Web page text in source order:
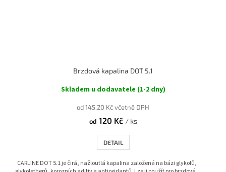
Brzdová kapalina DOT 5.1
Skladem u dodavatele (1-2 dny)
od 145,20 Kč včetně DPH
od 120 Kč / ks
DETAIL
CARLINE DOT 5.1 je čirá, nažloutlá kapalina založená na bázi glykolů,